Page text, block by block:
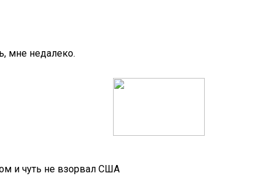
мне недалеко.
и чуть не взорвал США